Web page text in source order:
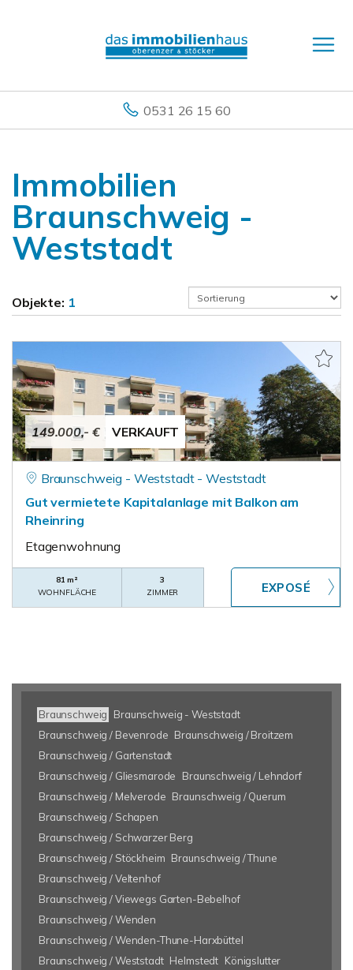
0531 26 15 60
Immobilien
Braunschweig -
Weststadt
Objekte: 1
149.000,- € VERKAUFT
Braunschweig - Weststadt - Weststadt
Gut vermietete Kapitalanlage mit Balkon am
Rheinring
Etagenwohnung
81 m²
WOHNFLÄCHE
3
ZIMMER
Braunschweig
Braunschweig - Weststadt
Braunschweig / Bevenrode Braunschweig / Broitzem
Braunschweig / Gartenstadt
Braunschweig / Gliesmarode
Braunschweig / Lehndorf
Braunschweig / Melverode Braunschweig / Querum
Braunschweig / Schapen
Braunschweig / Schwarzer Berg
Braunschweig / Stöckheim Braunschweig / Thune
Braunschweig / Veltenhof
Braunschweig / Viewegs Garten-Bebelhof
Braunschweig / Wenden
Braunschweig / Wenden-Thune-Harxbüttel
Braunschweig / Weststadt Helmstedt Königslutter